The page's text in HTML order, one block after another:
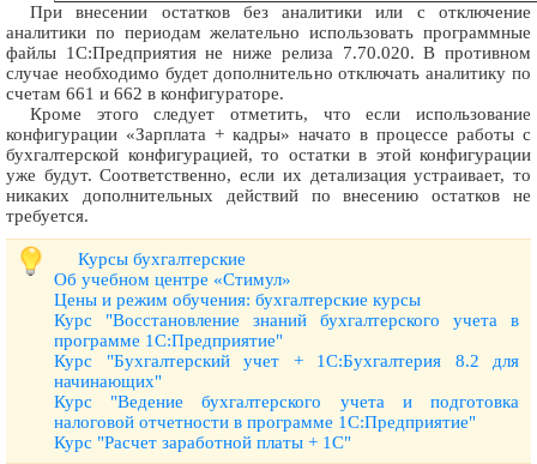
При внесении остатков без аналитики или с отключение
аналитики по периодам желательно использовать программные
файлы 1С:Предприятия не ниже релиза 7.70.020. В противном
случае необходимо будет дополнительно отключать аналитику по
счетам 661 и 662 в конфигураторе.
Кроме этого следует отметить, что если использование
конфигурации «Зарплата + кадры» начато в процессе работы с
бухгалтерской конфигурацией, то остатки в этой конфигурации
уже будут. Соответственно, если их детализация устраивает, то
никаких дополнительных действий по внесению остатков не
требуется.
Курсы бухгалтерские
Об учебном центре «Стимул»
Цены и режим обучения: бухгалтерские курсы
Курс "Восстановление знаний бухгалтерского учета в
программе 1С:Предприятие"
Курс "Бухгалтерский учет + 1С:Бухгалтерия 8.2 для
начинающих"
Курс "Ведение бухгалтерского учета и подготовка
налоговой отчетности в программе 1С:Предприятие"
Курс "Расчет заработной платы + 1С"